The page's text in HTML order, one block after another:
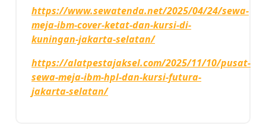
https://www.sewatenda.net/2025/04/24/sewa-
meja-ibm-cover-ketat-dan-kursi-di-
kuningan-jakarta-selatan/
https://alatpestajaksel.com/2025/11/10/pusat-
sewa-meja-ibm-hpl-dan-kursi-futura-
jakarta-selatan/